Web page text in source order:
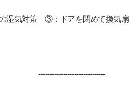
湿気対策 ③：ドアを閉めて換気扇
------------------------------